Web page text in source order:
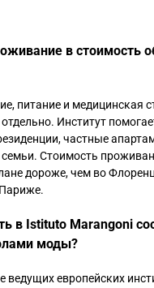
в стоимость
питание и медицинская
Институт
частные
Стоимость
дороже, чем во
в Istituto Marangoni
моды?
ведущих европейских